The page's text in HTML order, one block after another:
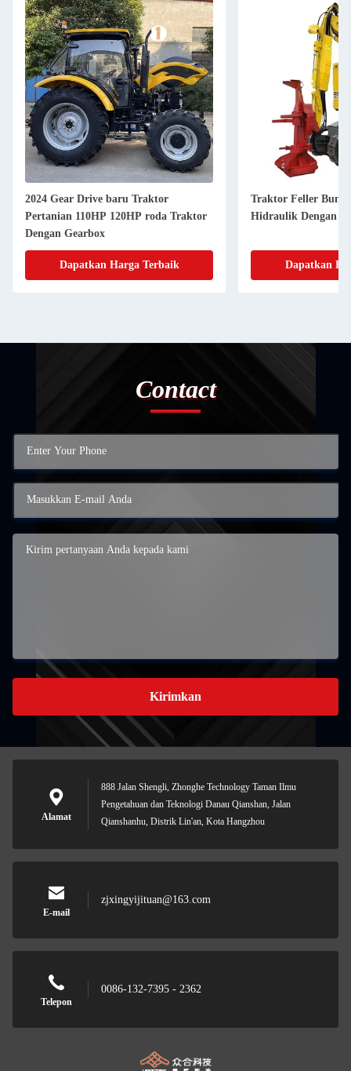
2024 Gear Drive baru Traktor
Pertanian 110HP 120HP roda Traktor
Dengan Gearbox
Dapatkan Harga Terbaik
Traktor Feller
Hidraulik Dengan
Dapatkan
Contact
Kirimkan
Alamat
888 Jalan Shengli, Zhonghe Technology Taman Ilmu
Pengetahuan dan Teknologi Danau Qianshan, Jalan
Qianshanhu, Distrik Lin'an, Kota Hangzhou
E-mail
zjxingyijituan@163.com
Telepon
0086-132-7395 - 2362